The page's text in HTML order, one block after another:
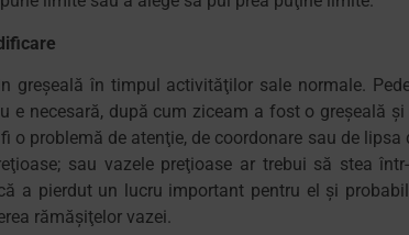
greşeală în timpul activităţilor sale normale.
e necesară, după cum ziceam a fost o greşeală
o problemă de atenţie, de coordonare sau de
sau vazele preţioase ar trebui să stea
a pierdut un lucru important pentru el şi
rămăşiţelor vazei.